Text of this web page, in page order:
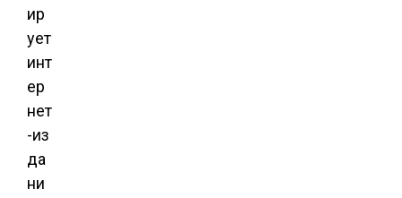
ир
ует
инт
ер
нет
-из
да
ни